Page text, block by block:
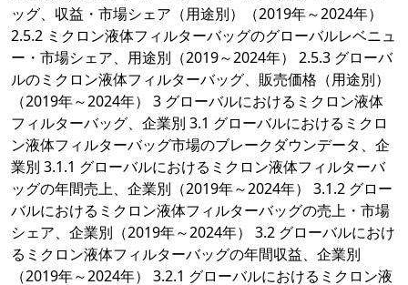
ッグ、収益・市場シェア（用途別）（2019年～2024年）
2.5.2 ミクロン液体フィルターバッグのグローバルレベニュ
ー・市場シェア、用途別（2019～2024年） 2.5.3 グローバ
ルのミクロン液体フィルターバッグ、販売価格（用途別）
（2019年～2024年） 3 グローバルにおけるミクロン液体
フィルターバッグ、企業別 3.1 グローバルにおけるミクロ
ン液体フィルターバッグ市場のブレークダウンデータ、企
業別 3.1.1 グローバルにおけるミクロン液体フィルターバ
ッグの年間売上、企業別（2019年～2024年） 3.1.2 グロー
バルにおけるミクロン液体フィルターバッグの売上・市場
シェア、企業別（2019年～2024年） 3.2 グローバルにおけ
るミクロン液体フィルターバッグの年間収益、企業別
（2019年～2024年） 3.2.1 グローバルにおけるミクロン液